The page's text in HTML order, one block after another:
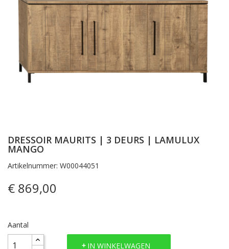
DRESSOIR MAURITS | 3 DEURS | LAMULUX
MANGO
Artikelnummer: W00044051
€ 869,00
Aantal
IN WINKELWAGEN